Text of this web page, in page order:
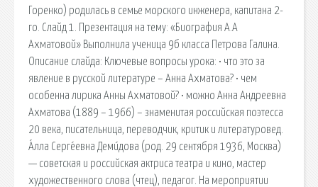
Горенко) родилась в семье морского инженера, капитана 2-
го. Слайд 1. Презентация на тему: «Биография А.А
Ахматовой» Выполнила ученица 9б класса Петрова Галина.
Описание слайда: Ключевые вопросы урока: • что это за
явление в русской литературе – Анна Ахматова? • чем
особенна лирика Анны Ахматовой? • можно Анна Андреевна
Ахматова (1889 – 1966) – знаменитая российская поэтесса
20 века, писательница, переводчик, критик и литературовед.
А́лла Серге́евна Деми́дова (род. 29 сентября 1936, Москва)
— советская и российская актриса театра и кино, мастер
художественного слова (чтец), педагог. На мероприятии